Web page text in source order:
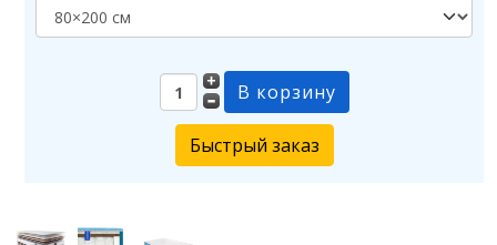
Быстрый заказ